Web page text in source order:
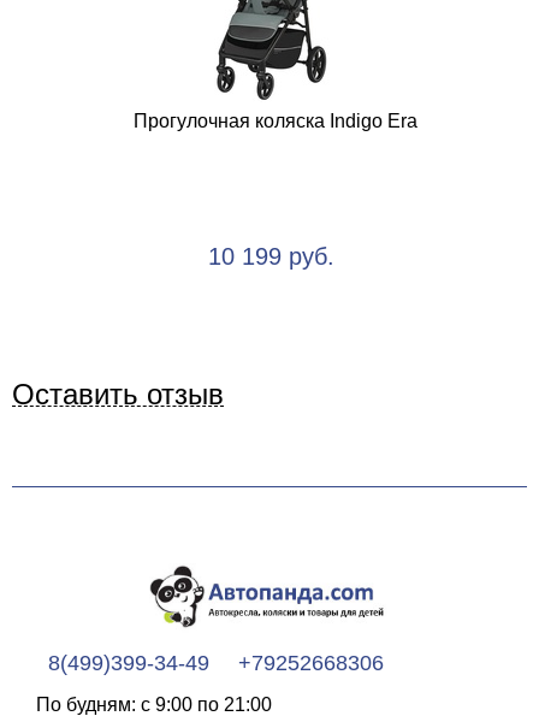
Прогулочная коляска Indigo Era
10 199 руб.
Оставить отзыв
8(499)399-34-49 +79252668306
По будням: с 9:00 по 21:00